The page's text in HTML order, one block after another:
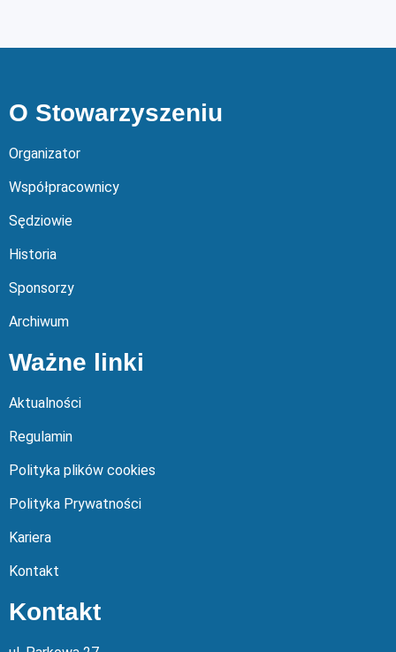
O Stowarzyszeniu
Organizator
Współpracownicy
Sędziowie
Historia
Sponsorzy
Archiwum
Ważne linki
Aktualności
Regulamin
Polityka plików cookies
Polityka Prywatności
Kariera
Kontakt
Kontakt